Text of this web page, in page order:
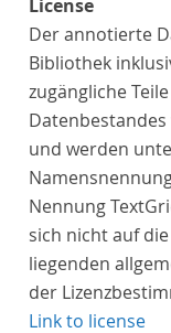
License
Der annotierte
Bibliothek
zugängliche
und werden
Nennung
sich nicht auf
liegenden
der
Link to license